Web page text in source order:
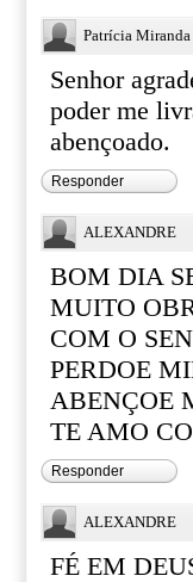
Patrícia Miranda
Senhor
poder me
abençoado.
Responder
ALEXANDRE
BOM DIA
MUITO
COM O
PERDOE
ABENÇOE
TE AMO
Responder
ALEXANDRE
FÉ EM